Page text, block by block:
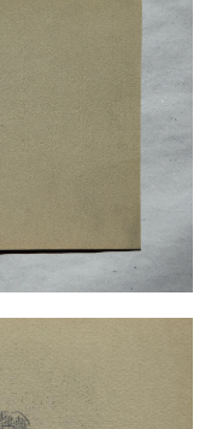
Maler und
und Grafik
1976)